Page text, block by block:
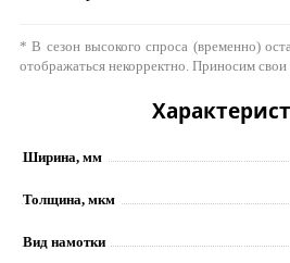
* В сезон высокого спроса (временно)
отображаться некорректно. Приносим свои
Ширина, мм
Толщина, мкм
Вид намотки